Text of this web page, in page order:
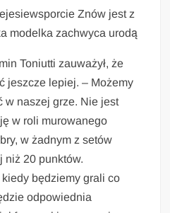
Znów jest z
modelka zachwyca urodą
Toniutti zauważył, że
jeszcze lepiej. – Możemy
w naszej grze. Nie jest
w roli murowanego
w żadnym z setów
niż 20 punktów.
będziemy grali co
odpowiednia